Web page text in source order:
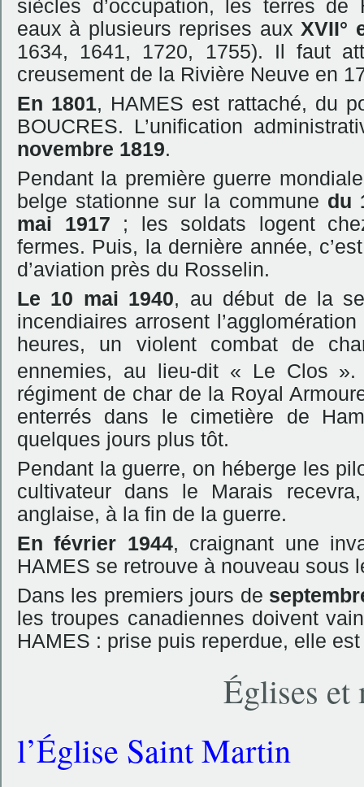
siècles d’occupation, les terres
eaux à plusieurs reprises aux XVII°
1634, 1641, 1720, 1755). Il faut
creusement de la Rivière Neuve en
En 1801, HAMES est rattaché, du
BOUCRES. L’unification
novembre 1819.
Pendant la première guerre
belge stationne sur la commune du
mai 1917 ; les soldats logent
fermes. Puis, la dernière année,
d’aviation près du Rosselin.
Le 10 mai 1940, au début de la
incendiaires arrosent
heures, un violent combat de
ennemies,
au lieu-dit « Le Clos ».
régiment de char de la Royal
enterrés dans le cimetière de
quelques jours plus tôt.
Pendant la guerre, on héberge les
cultivateur dans le Marais
anglaise, à la fin de la guerre.
En février 1944, craignant une
HAMES se retrouve à nouveau sous
Dans les premiers jours de
les troupes canadiennes doivent
HAMES : prise puis reperdue, elle
Églises et
l’Église Saint Martin